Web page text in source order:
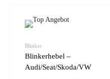
Blinker
Blinkerhebel –
Audi/Seat/Skoda/VW